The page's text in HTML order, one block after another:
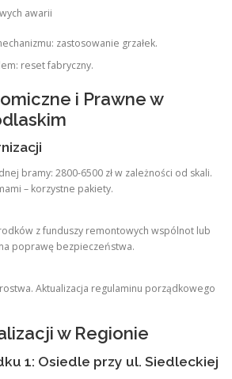
awarii
zastosowanie grzałek.
reset fabryczny.
i Prawne w
bramy: 2800-6500 zł w zależności od skali.
– korzystne pakiety.
z funduszy remontowych wspólnot lub
poprawę bezpieczeństwa.
Aktualizacja regulaminu porządkowego
w Regionie
1: Osiedle przy ul. Siedleckiej